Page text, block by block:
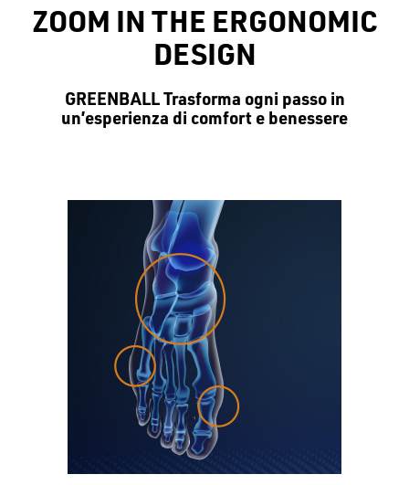
ZOOM IN THE ERGONOMIC
DESIGN
GREENBALL Trasforma ogni passo in
un’esperienza di comfort e benessere